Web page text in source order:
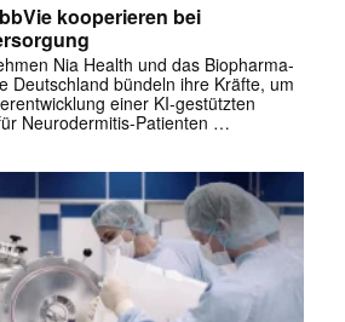
kooperieren bei
Nia Health und das Biopharma-
Deutschland bündeln ihre Kräfte, um
einer KI-gestützten
Neurodermitis-Patienten …